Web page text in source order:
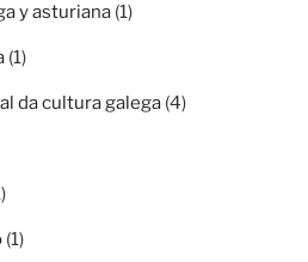
y asturiana (1)
(1)
da cultura galega (4)
(1)